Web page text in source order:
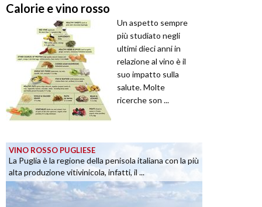
Calorie e vino rosso
Un aspetto sempre
più studiato negli
ultimi dieci anni in
relazione al vino è il
suo impatto sulla
salute. Molte
ricerche son ...
VINO ROSSO PUGLIESE
La Puglia è la regione della penisola italiana con la più
alta produzione vitivinicola, infatti, il ...